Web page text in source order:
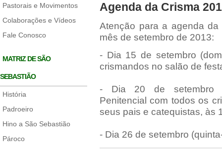
Pastorais e Movimentos
Colaborações e Vídeos
Fale Conosco
MATRIZ DE SÃO
SEBASTIÃO
História
Padroeiro
Hino a São Sebastião
Pároco
Agenda da Crisma
Atenção para a agenda
mês de setembro de 2013:
- Dia 15 de setembro
crismandos no salão de
- Dia 20 de setembro
Penitencial com todos os
seus pais e catequistas, às
- Dia 26 de setembro